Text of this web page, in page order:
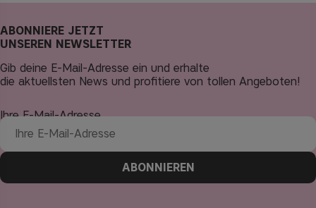
ABONNIERE JETZT
UNSEREN NEWSLETTER
Gib deine E-Mail-Adresse ein und erhalte
die aktuellsten News und profitiere von tollen Angeboten!
Ihre E-Mail-Adresse
ABONNIEREN